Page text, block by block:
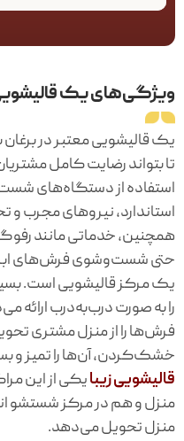
ویژگی‌های یک قالیشویی
یک قالیشویی معتبر در
تا بتواند رضایت کامل
استفاده از دستگاه‌های
استاندارد، نیروهای مجرب
همچنین، خدماتی مانند
حتی شست‌وشوی فرش‌های
یک مرکز قالیشویی است.
را به صورت درب‌به‌درب ارائه
فرش‌ها را از منزل مشتری
خشک‌کردن، آن‌ها را تمیز و
قالیشویی زیبایکی از این
منزل و هم در مرکز شستشو
منزل تحویل می‌دهد.